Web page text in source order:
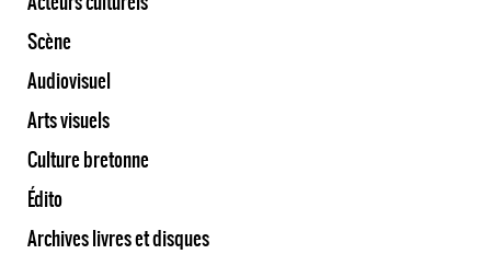
Scène
Audiovisuel
Arts visuels
Culture bretonne
Édito
Archives livres et disques